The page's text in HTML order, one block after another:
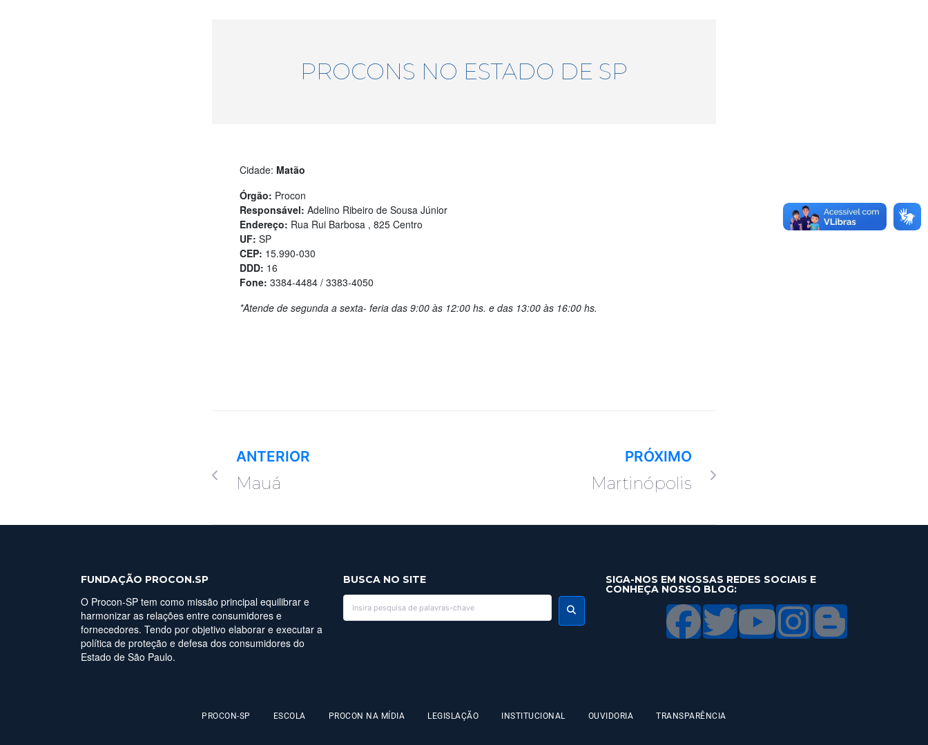
PROCONS NO ESTADO DE SP
Cidade: Matão
Órgão: Procon
Responsável: Adelino Ribeiro de Sousa Júnior
Endereço: Rua Rui Barbosa , 825 Centro
UF: SP
CEP: 15.990-030
DDD: 16
Fone: 3384-4484 / 3383-4050
*Atende de segunda a sexta- feria das 9:00 às 12:00 hs. e das 13:00 às 16:00 hs.
ANTERIOR
Mauá
PRÓXIMO
Martinópolis
FUNDAÇÃO PROCON.SP
O Procon-SP tem como missão principal equilibrar e
harmonizar as relações entre consumidores e
fornecedores. Tendo por objetivo elaborar e executar a
política de proteção e defesa dos consumidores do
Estado de São Paulo.
BUSCA NO SITE SIGA-NOS EM NOSSAS REDES SOCIAIS E
CONHEÇA NOSSO BLOG:
PROCON-SP ESCOLA PROCON NA MÍDIA LEGISLAÇÃO INSTITUCIONAL OUVIDORIA TRANSPARÊNCIA